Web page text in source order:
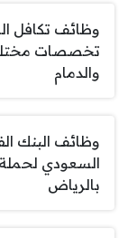
وظائف تكافل
تخصصات
والدمام
وظائف البنك
السعودي
بالرياض